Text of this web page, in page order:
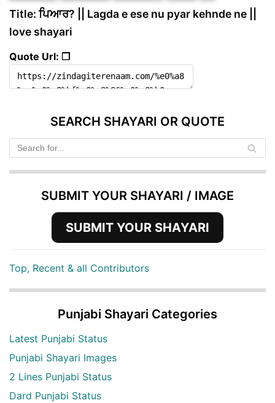
Title: ਪਿਆਰ? || Lagda e ese nu pyar kehnde ne ||
love shayari
Quote Url: ❐
SEARCH SHAYARI OR QUOTE
SUBMIT YOUR SHAYARI / IMAGE
SUBMIT YOUR SHAYARI
Top, Recent & all Contributors
Punjabi Shayari Categories
Latest Punjabi Status
Punjabi Shayari Images
2 Lines Punjabi Status
Dard Punjabi Status